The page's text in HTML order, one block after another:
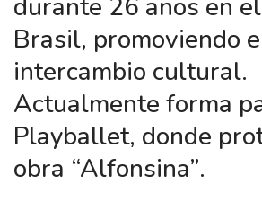
durante 26 años en
Brasil, promoviendo
intercambio cultural.
Actualmente forma
Playballet, donde
obra “Alfonsina”.